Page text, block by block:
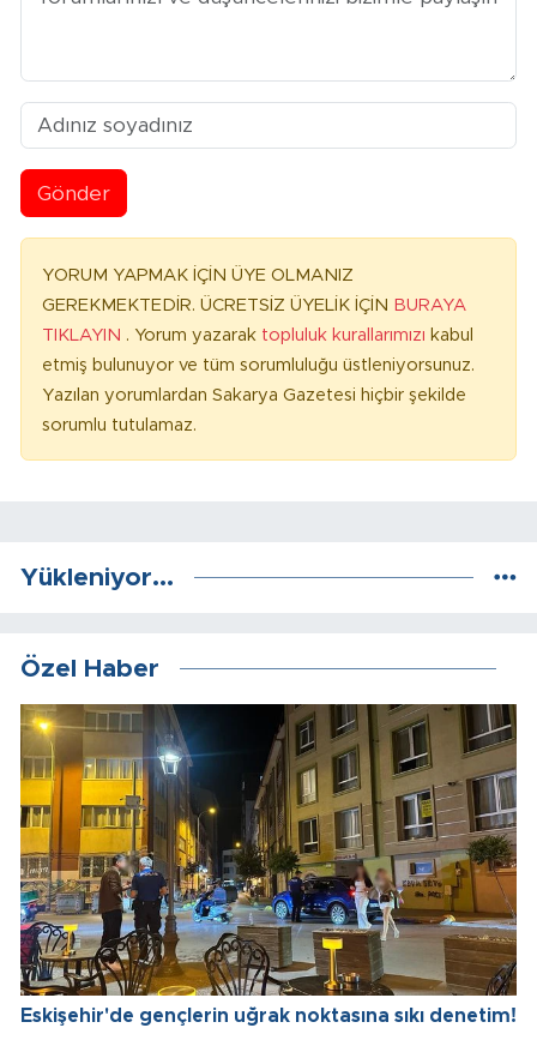
Gönder
YORUM YAPMAK İÇİN ÜYE OLMANIZ
GEREKMEKTEDİR. ÜCRETSİZ ÜYELİK İÇİN BURAYA
TIKLAYIN . Yorum yazarak topluluk kurallarımızı kabul
etmiş bulunuyor ve tüm sorumluluğu üstleniyorsunuz.
Yazılan yorumlardan Sakarya Gazetesi hiçbir şekilde
sorumlu tutulamaz.
Yükleniyor...
Özel Haber
Eskişehir'de gençlerin uğrak noktasına sıkı denetim!